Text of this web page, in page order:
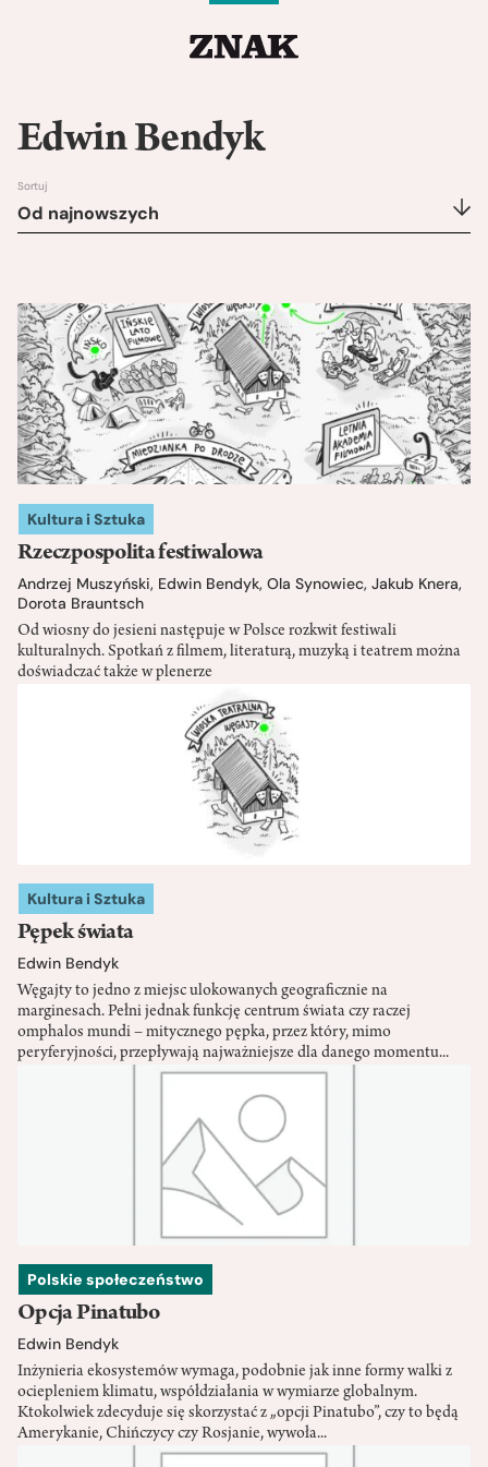
Edwin Bendyk
Sortuj
Od najnowszych
Kultura i Sztuka
Rzeczpospolita festiwalowa
Andrzej Muszyński, Edwin Bendyk, Ola Synowiec, Jakub Knera,
Dorota Brauntsch
Od wiosny do jesieni następuje w Polsce rozkwit festiwali
kulturalnych. Spotkań z filmem, literaturą, muzyką i teatrem można
doświadczać także w plenerze
Kultura i Sztuka
Pępek świata
Edwin Bendyk
Węgajty to jedno z miejsc ulokowanych geograficznie na
marginesach. Pełni jednak funkcję centrum świata czy raczej
omphalos mundi – mitycznego pępka, przez który, mimo
peryferyjności, przepływają najważniejsze dla danego momentu...
Polskie społeczeństwo
Opcja Pinatubo
Edwin Bendyk
Inżynieria ekosystemów wymaga, podobnie jak inne formy walki z
ociepleniem klimatu, współdziałania w wymiarze globalnym.
Ktokolwiek zdecyduje się skorzystać z „opcji Pinatubo”, czy to będą
Amerykanie, Chińczycy czy Rosjanie, wywoła...